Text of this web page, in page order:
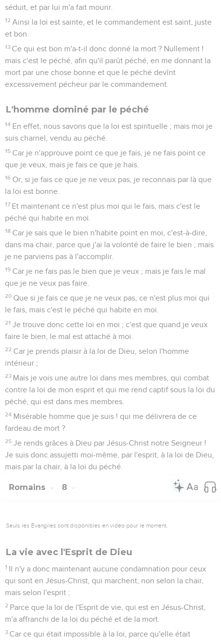
séduit, et par lui m'a fait mourir.
12 Ainsi la loi est sainte, et le commandement est saint, juste
et bon.
13 Ce qui est bon m'a-t-il donc donné la mort ? Nullement !
mais c'est le péché, afin qu'il parût péché, en me donnant la
mort par une chose bonne et que le péché devînt
excessivement pécheur par le commandement.
L'homme dominé par le péché
14 En effet, nous savons que la loi est spirituelle ; mais moi je
suis charnel, vendu au péché.
15 Car je n'approuve point ce que je fais, je ne fais point ce
que je veux, mais je fais ce que je hais.
16 Or, si je fais ce que je ne veux pas, je reconnais par là que
la loi est bonne.
17 Et maintenant ce n'est plus moi qui le fais, mais c'est le
péché qui habite en moi.
18 Car je sais que le bien n'habite point en moi, c'est-à-dire,
dans ma chair, parce que j'ai la volonté de faire le bien ; mais
je ne parviens pas à l'accomplir.
19 Car je ne fais pas le bien que je veux ; mais je fais le mal
que je ne veux pas faire.
20 Que si je fais ce que je ne veux pas, ce n'est plus moi qui
le fais, mais c'est le péché qui habite en moi.
21 Je trouve donc cette loi en moi ; c'est que quand je veux
faire le bien, le mal est attaché à moi.
22 Car je prends plaisir à la loi de Dieu, selon l'homme
intérieur ;
23 Mais je vois une autre loi dans mes membres, qui combat
contre la loi de mon esprit et qui me rend captif sous la loi du
péché, qui est dans mes membres.
24 Misérable homme que je suis ! qui me délivrera de ce
fardeau de mort ?
25 Je rends grâces à Dieu par Jésus-Christ notre Seigneur !
Je suis donc assujetti moi-même, par l'esprit, à la loi de Dieu,
mais par la chair, à la loi du péché.
Romains 8
Seuls les Évangiles sont disponibles en vidéo pour le moment.
La vie avec l'Esprit de Dieu
1 Il n'y a donc maintenant aucune condamnation pour ceux
qui sont en Jésus-Christ, qui marchent, non selon la chair,
mais selon l'esprit ;
2 Parce que la loi de l'Esprit de vie, qui est en Jésus-Christ,
m'a affranchi de la loi du péché et de la mort.
3 Car ce qui était impossible à la loi, parce qu'elle était